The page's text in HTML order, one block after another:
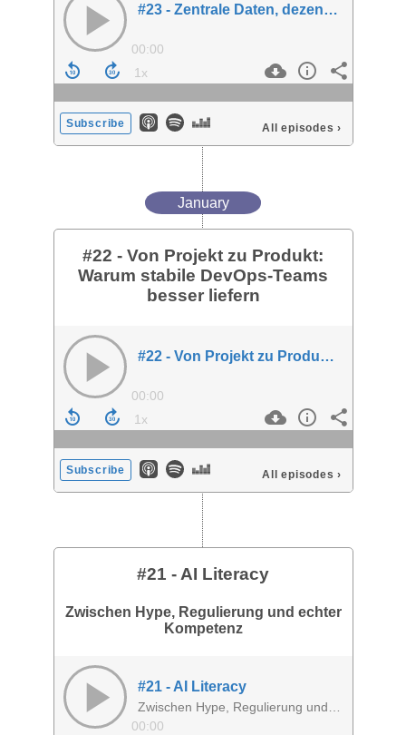
#23 - Zentrale Daten, dezentrale Logik – das BICC-Modell von Bilfinger
00:00
Subscribe All episodes ›
January
#22 - Von Projekt zu Produkt:
Warum stabile DevOps-Teams
besser liefern
#22 - Von Projekt zu Produkt: Warum stabile DevOps-Teams besser liefern
00:00
Subscribe All episodes ›
#21 - AI Literacy
Zwischen Hype, Regulierung und echter
Kompetenz
#21 - AI Literacy
00:00